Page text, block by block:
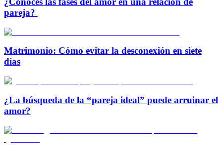
pareja?
Matrimonio: Cómo evitar la desconexión en siete
días
¿La búsqueda de la “pareja ideal” puede arruinar el
amor?